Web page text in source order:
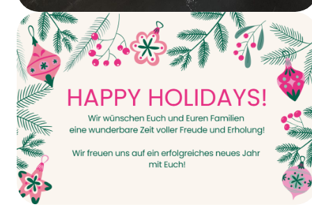
Vandaag gaat het van start – INTERPACK
2026!